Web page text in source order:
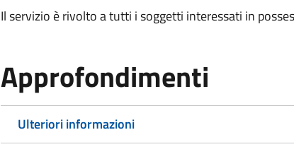
Il servizio è rivolto a tutti i soggetti interessati in
Approfondimenti
Ulteriori informazioni